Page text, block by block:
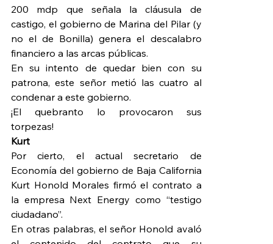
200 mdp que señala la cláusula de
castigo, el gobierno de Marina del Pilar (y
no el de Bonilla) genera el descalabro
financiero a las arcas públicas.
En su intento de quedar bien con su
patrona, este señor metió las cuatro al
condenar a este gobierno.
¡El quebranto lo provocaron sus
torpezas!
Kurt
Por cierto, el actual secretario de
Economía del gobierno de Baja California
Kurt Honold Morales firmó el contrato a
la empresa Next Energy como “testigo
ciudadano”.
En otras palabras, el señor Honold avaló